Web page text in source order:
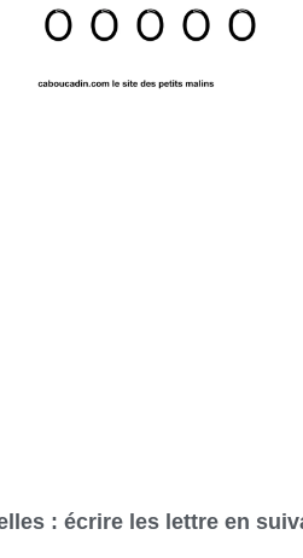
: écrire les lettre en